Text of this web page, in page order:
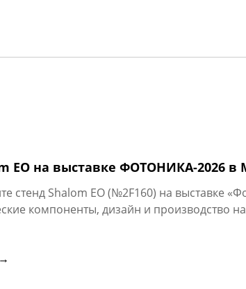
EO на выставке ФОТОНИКА-2026 в
стенд Shalom EO (№2F160) на выставке
компоненты, дизайн и производство на